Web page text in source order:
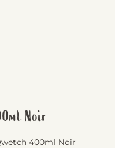
Noir
400ml Noir